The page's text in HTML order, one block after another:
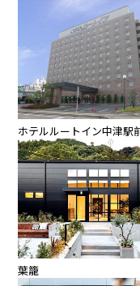
ホテルルートイン中津駅
葉籠